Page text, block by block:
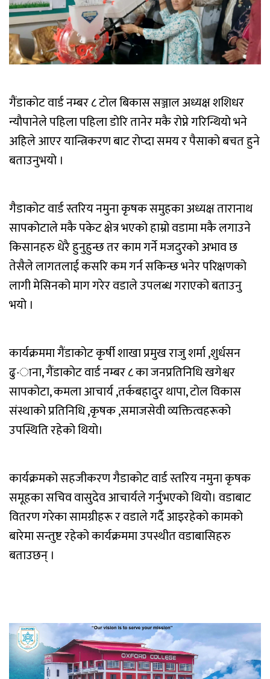
गैंडाकोट वार्ड नम्बर ८ टोल बिकास सञ्जाल अध्यक्ष शशिधर
न्यौपानेले पहिला पहिला डोरि तानेर मकै रोप्ने गरिन्थियो भने
अहिले आएर यान्त्रिकरण बाट रोप्दा समय र पैसाको बचत हुने
बताउनुभयो ।
गैडाकोट वार्ड स्तरिय नमुना कृषक समुहका अध्यक्ष तारानाथ
सापकोटाले मकै पकेट क्षेत्र भएको हाम्रो वडामा मकै लगाउने
किसानहरु धेरै हुनुहुन्छ तर काम गर्ने मजदुरको अभाव छ
तेसैले लागतलाई कसरि कम गर्न सकिन्छ भनेर परिक्षणको
लागी मेसिनको माग गरेर वडाले उपलब्ध गराएको बताउनु
भयो ।
कार्यक्रममा गैंडाकोट कृर्षी शाखा प्रमुख राजु शर्मा ,शुर्धसन
ढु·ाना, गैंडाकोट वार्ड नम्बर ८ का जनप्रतिनिधि खगेश्वर
सापकोटा, कमला आचार्य ,तर्कबहादुर थापा, टोल विकास
संस्थाको प्रतिनिधि ,कृषक ,समाजसेवी व्यक्तित्वहरूको
उपस्थिति रहेको थियो।
कार्यक्रमको सहजीकरण गैडाकोट वार्ड स्तरिय नमुना कृषक
समूहका सचिव वासुदेव आचार्यले गर्नुभएको थियो। वडाबाट
वितरण गरेका सामग्रीहरू र वडाले गर्दै आइरहेको कामको
बारेमा सन्तुष्ट रहेको कार्यक्रममा उपस्थीत वडाबासिहरु
बताउछन् ।